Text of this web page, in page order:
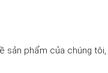
sản phẩm của chúng